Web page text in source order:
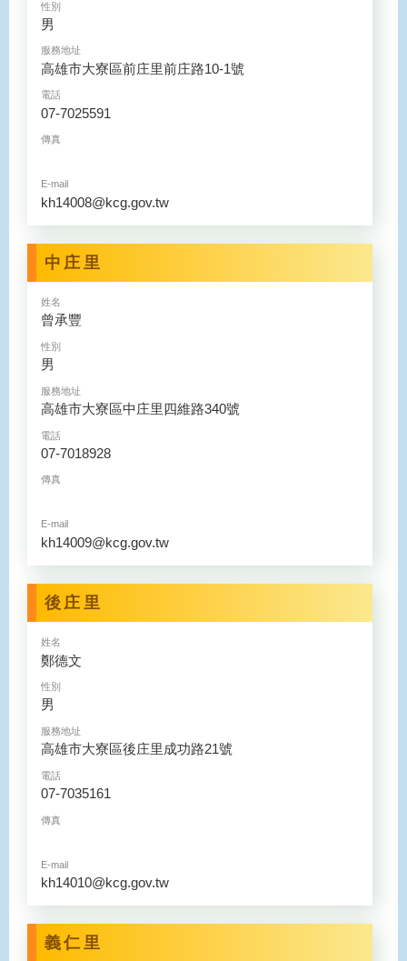
性別
男
服務地址
高雄市大寮區前庄里前庄路10-1號
電話
07-7025591
傳真
E-mail
kh14008@kcg.gov.tw
中庄里
姓名
曾承豐
性別
男
服務地址
高雄市大寮區中庄里四維路340號
電話
07-7018928
傳真
E-mail
kh14009@kcg.gov.tw
後庄里
姓名
鄭德文
性別
男
服務地址
高雄市大寮區後庄里成功路21號
電話
07-7035161
傳真
E-mail
kh14010@kcg.gov.tw
義仁里